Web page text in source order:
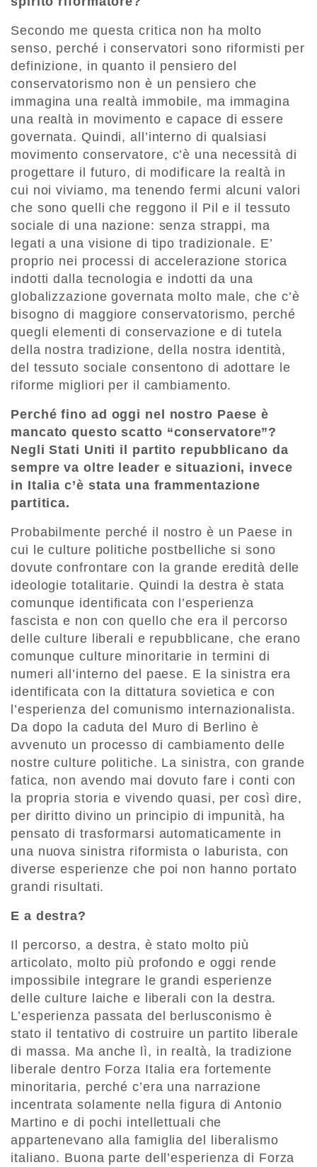
Secondo me questa critica non ha molto
senso, perché i conservatori sono riformisti per
definizione, in quanto il pensiero del
conservatorismo non è un pensiero che
immagina una realtà immobile, ma immagina
una realtà in movimento e capace di essere
governata. Quindi, all’interno di qualsiasi
movimento conservatore, c’è una necessità di
progettare il futuro, di modificare la realtà in
cui noi viviamo, ma tenendo fermi alcuni valori
che sono quelli che reggono il Pil e il tessuto
sociale di una nazione: senza strappi, ma
legati a una visione di tipo tradizionale. E’
proprio nei processi di accelerazione storica
indotti dalla tecnologia e indotti da una
globalizzazione governata molto male, che c’è
bisogno di maggiore conservatorismo, perché
quegli elementi di conservazione e di tutela
della nostra tradizione, della nostra identità,
del tessuto sociale consentono di adottare le
riforme migliori per il cambiamento.
Perché fino ad oggi nel nostro Paese è
mancato questo scatto “conservatore”?
Negli Stati Uniti il partito repubblicano da
sempre va oltre leader e situazioni, invece
in Italia c’è stata una frammentazione
partitica.
Probabilmente perché il nostro è un Paese in
cui le culture politiche postbelliche si sono
dovute confrontare con la grande eredità delle
ideologie totalitarie. Quindi la destra è stata
comunque identificata con l’esperienza
fascista e non con quello che era il percorso
delle culture liberali e repubblicane, che erano
comunque culture minoritarie in termini di
numeri all’interno del paese. E la sinistra era
identificata con la dittatura sovietica e con
l’esperienza del comunismo internazionalista.
Da dopo la caduta del Muro di Berlino è
avvenuto un processo di cambiamento delle
nostre culture politiche. La sinistra, con grande
fatica, non avendo mai dovuto fare i conti con
la propria storia e vivendo quasi, per così dire,
per diritto divino un principio di impunità, ha
pensato di trasformarsi automaticamente in
una nuova sinistra riformista o laburista, con
diverse esperienze che poi non hanno portato
grandi risultati.
E a destra?
Il percorso, a destra, è stato molto più
articolato, molto più profondo e oggi rende
impossibile integrare le grandi esperienze
delle culture laiche e liberali con la destra.
L’esperienza passata del berlusconismo è
stato il tentativo di costruire un partito liberale
di massa. Ma anche lì, in realtà, la tradizione
liberale dentro Forza Italia era fortemente
minoritaria, perché c’era una narrazione
incentrata solamente nella figura di Antonio
Martino e di pochi intellettuali che
appartenevano alla famiglia del liberalismo
italiano. Buona parte dell’esperienza di Forza